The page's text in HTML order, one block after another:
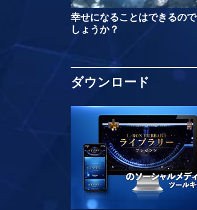
幸せになることはできるので
しょうか？
ダウンロード